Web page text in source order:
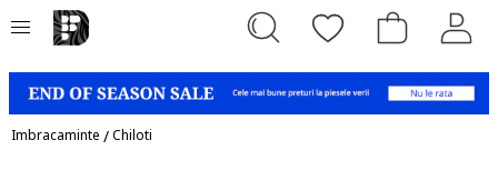
Imbracaminte /Chiloti